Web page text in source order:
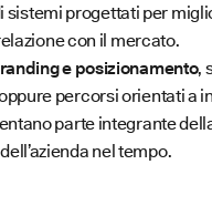
sistemi progettati per
con il mercato.
e posizionamento,
percorsi orientati a
parte integrante
nel tempo.